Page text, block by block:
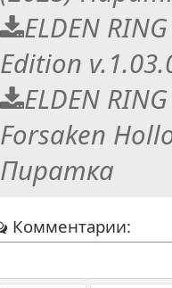
ELDEN
Edition
ELDEN
Forsaken
Пиратка
Комментарии: